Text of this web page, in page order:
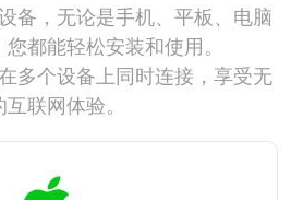
备，无论是手机、平板、电脑
都能轻松安装和使用。
多个设备上同时连接，享受无
联网体验。